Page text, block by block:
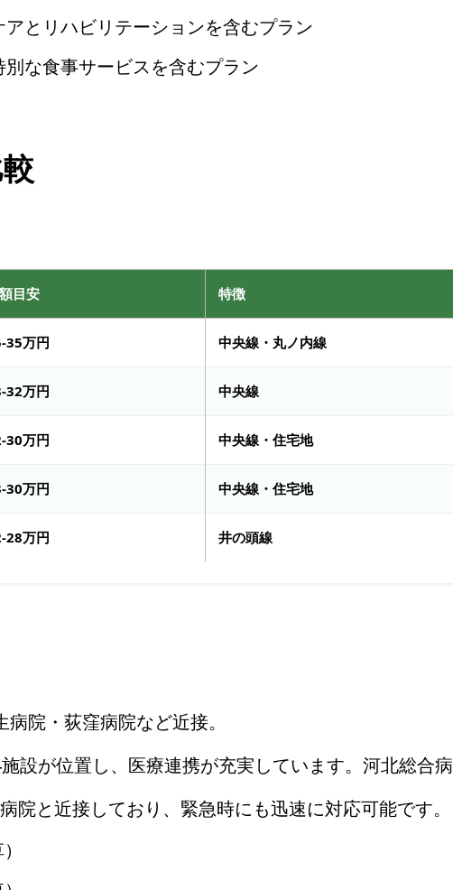
とリハビリテーションを含むプラン
な食事サービスを含むプラン
目安 特徴
35万円 中央線・丸ノ内線
32万円 中央線
30万円 中央線・住宅地
30万円 中央線・住宅地
28万円 井の頭線
院・荻窪病院など近接。
設が位置し、医療連携が充実しています。河北総合
院と近接しており、緊急時にも迅速に対応可能です。